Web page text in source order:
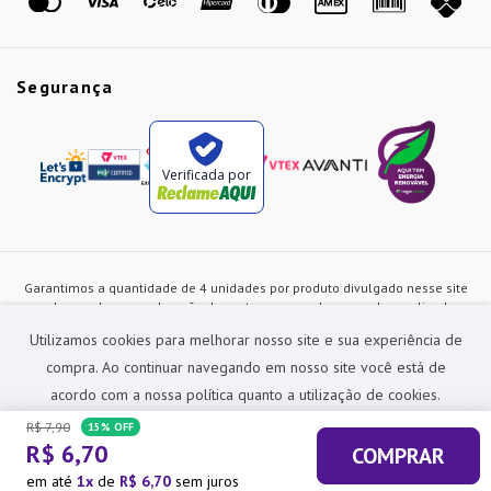
Utilizamos cookies para melhorar nosso site e sua experiência de
compra. Ao continuar navegando em nosso site você está de
acordo com a nossa política quanto a utilização de cookies.
R$ 7,90 15% OFF
R$ 6,70
em até 1 de R$ 6,70 sem juros
COMPRAR
Segurança
Verificada por
Garantimos a quantidade de 4 unidades por produto divulgado nesse site
ou de acordo com a duração dos estoques, sendo as vendas realizadas
alterados a qualquer instante sem prévia comunicação e são exclusivos
para a loja virtual, não restando nenhuma obrigação de prática similar nas
lojas físicas da rede Preçolandia. Todas as imagens dos produtos são
meramente ilustrativas.
Preçolandia Comercial Ltda CNPJ: 62.270.186/0011-28
sac@precolandia.com.br - (11) 5445-1010